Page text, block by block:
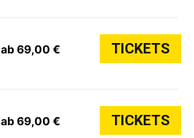
ab 69,00 € TICKETS
ab 69,00 € TICKETS